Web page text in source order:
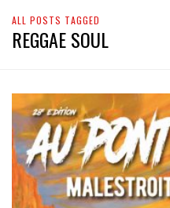
ALL POSTS TAGGED
REGGAE SOUL